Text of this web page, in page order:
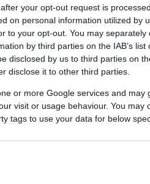
your opt-out request is
on personal information utilized by
to your opt-out. You may separately
by third parties on the IAB’s list
disclosed by us to third parties on
disclose it to other third parties.
or more Google services and may
visit or usage behaviour. You may
tags to use your data for below
fogja õt és a United
Alex gondoskodni fog
Rooney.
és ez az, ami számít
1996-ban kitették az
elveszti önuralmát. Ez